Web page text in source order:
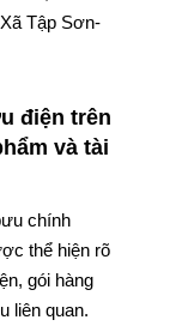
Tập Sơn-
điện trên
và tài
chính
thể hiện rõ
gói hàng
liên quan.